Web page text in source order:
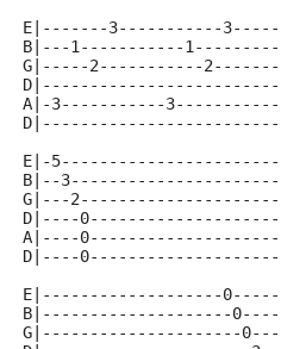
E|-------3-----------3-----|
B|---1-----------1---------|
G|-----2-----------2-------|
D|-------------------------|
A|-3-----------3-----------|
D|-------------------------|
E|-5-----------------------|
B|--3----------------------|
G|---2---------------------|
D|----0--------------------|
A|----0--------------------|
D|----0--------------------|
E|-------------------0-----|
B|--------------------0----|
G|---------------------0---|